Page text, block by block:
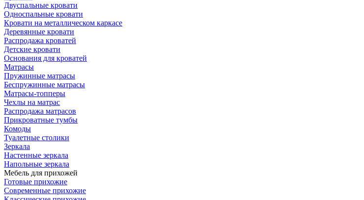
Двуспальные кровати
Односпальные кровати
Кровати на металлическом каркасе
Деревянные кровати
Распродажа кроватей
Детские кровати
Основания для кроватей
Матрасы
Пружинные матрасы
Беспружинные матрасы
Матрасы-топперы
Чехлы на матрас
Распродажа матрасов
Прикроватные тумбы
Комоды
Туалетные столики
Зеркала
Настенные зеркала
Напольные зеркала
Мебель для прихожей
Готовые прихожие
Современные прихожие